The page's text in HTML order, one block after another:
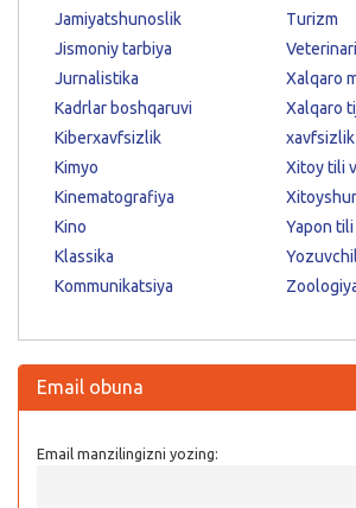
Jamiyatshunoslik
Jismoniy tarbiya
Jurnalistika
Kadrlar boshqaruvi
Kiberxavfsizlik
Kimyo
Kinematografiya
Kino
Klassika
Kommunikatsiya
Turizm
Xalqaro
Xalqaro
Xitoy tili
Yapon tili
Email obuna
Email manzilingizni yozing: